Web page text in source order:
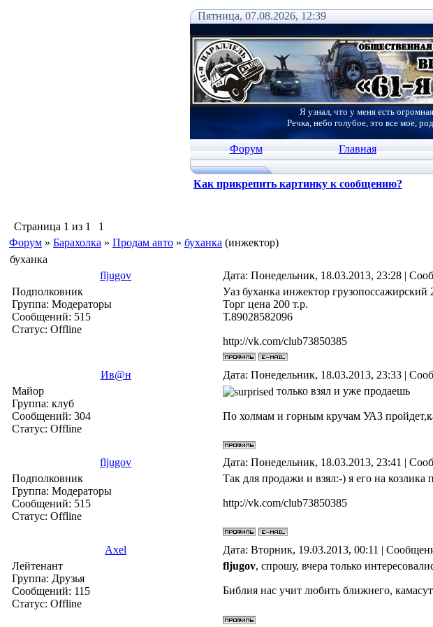
Пятница, 07.08.2026, 12:39
Я узнал, что у меня есть
Речка, небо голубое, это все мое,
Форум Главная
Как прикрепить картинку к сообщению?
Страница 1 из 1
1
Форум » Барахолка » Продам авто » буханка (инжектор)
буханка
fljugov
Дата: Понедельник, 18.03.2013, 23:28 |
Подполковник
Группа: Модераторы
Сообщений: 515
Статус: Offline
Уаз буханка инжектор
Торг цена 200 т.р.
Т.89028582096
http://vk.com/club73850385
Ив@н Дата: Понедельник, 18.03.2013, 23:33 |
Майор
Группа: клуб
Сообщений: 304
Статус: Offline
только взял и уже продаешь
По холмам и горным кручам УАЗ
fljugov Дата: Понедельник, 18.03.2013, 23:41 |
Подполковник
Группа: Модераторы
Сообщений: 515
Статус: Offline
Так для продажи и взял:-) я его на козлика
http://vk.com/club73850385
Axel Дата: Вторник, 19.03.2013, 00:11 |
Лейтенант
Группа: Друзья
Сообщений: 115
Статус: Offline
fljugov, спрошу, вчера только
Библия нас учит любить ближнего,